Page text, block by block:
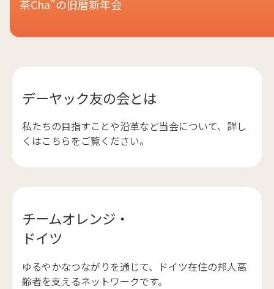
茶Cha”の旧暦新年会
デーヤック友の会とは
私たちの目指すことや沿革など当会について、詳し
くはこちらをご覧ください。
チームオレンジ・
ドイツ
ゆるやかなつながりを通じて、ドイツ在住の邦人高
齢者を支えるネットワークです。